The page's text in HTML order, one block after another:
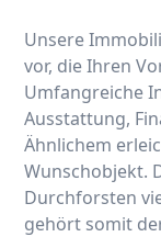
Unsere
vor, die Ihren
Umfangreiche
Ausstattung,
Ähnlichem
Wunschobjekt.
Durchforsten
gehört somit